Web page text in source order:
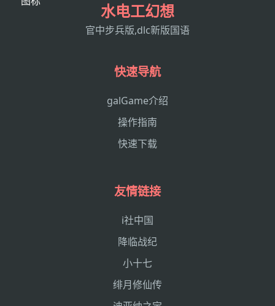
水电工幻想
官中步兵版,dlc新版国语
快速导航
galGame介绍
操作指南
快速下载
友情链接
i社中国
降临战纪
小十七
绯月修仙传